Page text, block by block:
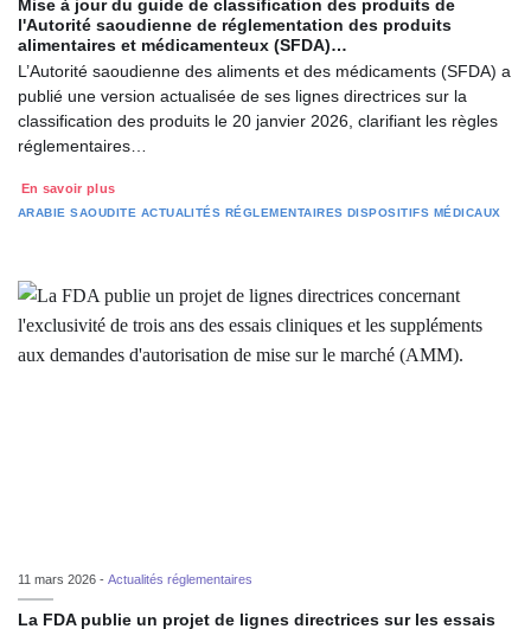
Mise à jour du guide de classification des produits de
l'Autorité saoudienne de réglementation des produits
alimentaires et médicamenteux (SFDA)…
L’Autorité saoudienne des aliments et des médicaments (SFDA) a
publié une version actualisée de ses lignes directrices sur la
classification des produits le 20 janvier 2026, clarifiant les règles
réglementaires…
En savoir plus
ARABIE SAOUDITE ACTUALITÉS RÉGLEMENTAIRES DISPOSITIFS MÉDICAUX
11 mars 2026 - Actualités réglementaires
La FDA publie un projet de lignes directrices sur les essais